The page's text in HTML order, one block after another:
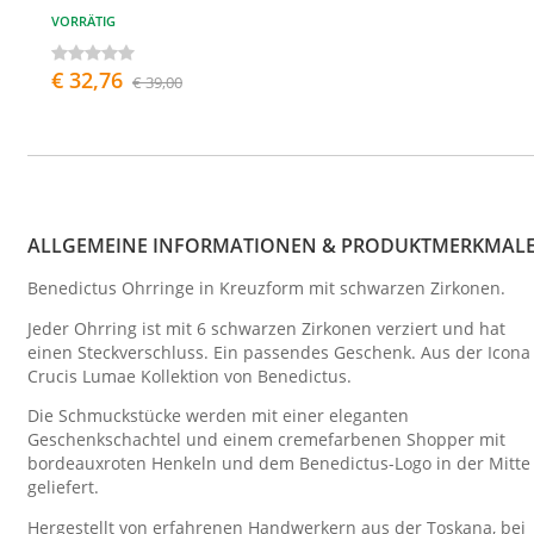
VORRÄTIG
€ 32,76 € 39,00
ALLGEMEINE INFORMATIONEN &
Benedictus Ohrringe in Kreuzform mit schwarzen Zirkonen.
Jeder Ohrring ist mit 6 schwarzen Zirkonen verziert und hat
einen Steckverschluss. Ein passendes Geschenk. Aus der Icona
Crucis Lumae Kollektion von Benedictus.
Die Schmuckstücke werden mit einer eleganten
Geschenkschachtel und einem cremefarbenen Shopper mit
bordeauxroten Henkeln und dem Benedictus-Logo in der Mitte
geliefert.
Hergestellt von erfahrenen Handwerkern aus der Toskana, bei